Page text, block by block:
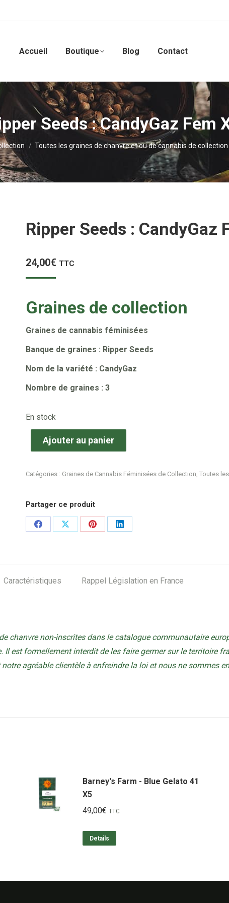
Accueil Boutique Blog Contact
Seeds : CandyGaz Fem
Toutes les graines de chanvre et ou de cannabis de collection
Ripper Seeds : CandyGaz
24,00€ TTC
Graines de collection
Graines de cannabis féminisées
Banque de graines : Ripper Seeds
Nom de la variété : CandyGaz
Nombre de graines : 3
En stock
Ajouter au panier
Catégories : Graines de Cannabis Féminisées de Collection, Toutes
Partager ce produit
Share
Share
Share
Share
Caractéristiques Rappel Législation en France
chanvre non-inscrites dans le catalogue communautaire
est formellement interdit de les faire germer sur le territoire
agréable clientèle à enfreindre la loi et nous ne sommes
Barney's Farm - Blue Gelato 41
X5
49,00€ TTC
Details